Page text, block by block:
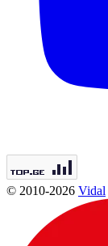
© 2010-2026 Vidal